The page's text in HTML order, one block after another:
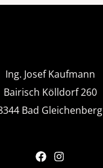
Ing. Josef Kaufmann
Bairisch Kölldorf 260
Bad Gleichenberg